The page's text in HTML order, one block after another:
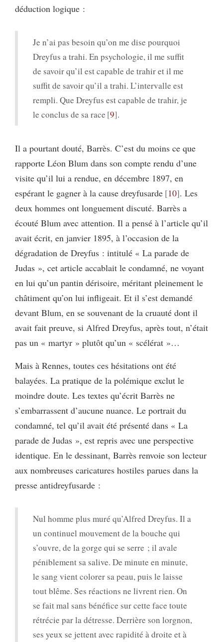
déduction logique :
Je n’ai pas besoin qu’on me dise pourquoi
Dreyfus a trahi. En psychologie, il me suffit
de savoir qu’il est capable de trahir et il me
suffit de savoir qu’il a trahi. L’intervalle est
rempli. Que Dreyfus est capable de trahir, je
le conclus de sa race 9 .
Il a pourtant douté, Barrès. C’est du moins ce que
rapporte Léon Blum dans son compte rendu d’une
visite qu’il lui a rendue, en décembre 1897, en
espérant le gagner à la cause dreyfusarde 10 . Les
deux hommes ont longuement discuté. Barrès a
écouté Blum avec attention. Il a pensé à l’article qu’il
avait écrit, en janvier 1895, à l’occasion de la
dégradation de Dreyfus : intitulé « La parade de
Judas », cet article accablait le condamné, ne voyant
en lui qu’un pantin dérisoire, méritant pleinement le
châtiment qu’on lui infligeait. Et il s’est demandé
devant Blum, en se souvenant de la cruauté dont il
avait fait preuve, si Alfred Dreyfus, après tout, n’était
pas un « martyr » plutôt qu’un « scélérat »…
Mais à Rennes, toutes ces hésitations ont été
balayées. La pratique de la polémique exclut le
moindre doute. Les textes qu’écrit Barrès ne
s’embarrassent d’aucune nuance. Le portrait du
condamné, tel qu’il avait été présenté dans « La
parade de Judas », est repris avec une perspective
identique. En le dessinant, Barrès renvoie son lecteur
aux nombreuses caricatures hostiles parues dans la
presse antidreyfusarde :
Nul homme plus muré qu’Alfred Dreyfus. Il a
un continuel mouvement de la bouche qui
s’ouvre, de la gorge qui se serre ; il avale
péniblement sa salive. De minute en minute,
le sang vient colorer sa peau, puis le laisse
tout blême. Ses réactions ne livrent rien. On
se fait mal sans bénéfice sur cette face toute
rétrécie par la détresse. Derrière son lorgnon,
ses yeux se jettent avec rapidité à droite et à